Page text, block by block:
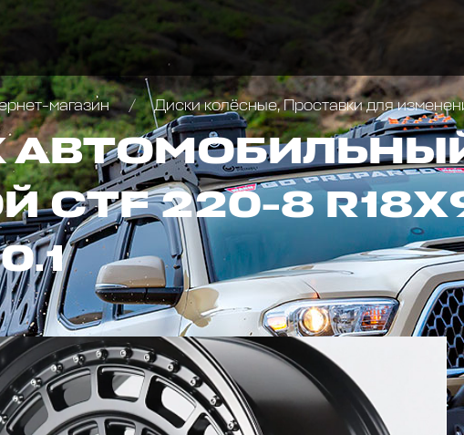
магазин Диски колёсные, Проставки для
CTF 220-8